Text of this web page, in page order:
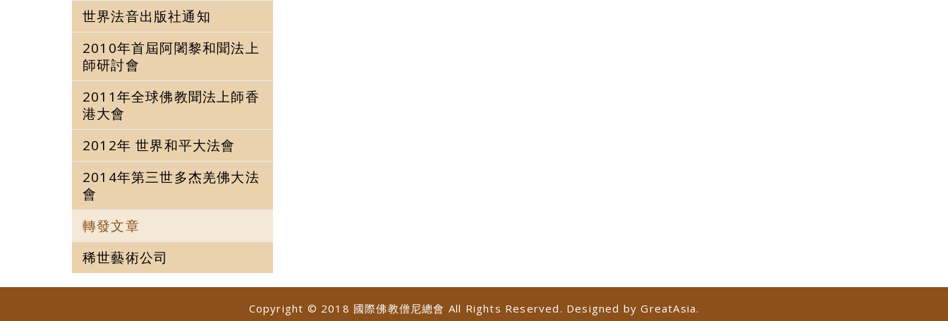
世界法音出版社通知
2010年首屆阿闍黎和聞法上
師研討會
2011年全球佛教聞法上師香
港大會
2012年 世界和平大法會
2014年第三世多杰羌佛大法
會
轉發文章
稀世藝術公司
Copyright © 2018 國際佛教僧尼總會 All Rights Reserved. Designed byGreatAsia.